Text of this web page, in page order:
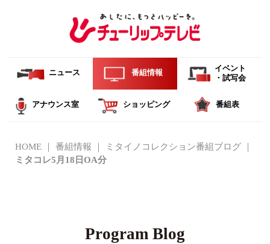
ニュース 番組情報
イベント
・試写会
アナウンス室 ショッピング 番組表
HOME 番組情報
ミタイノコレクション番組ブログ
ミタコレ5月18日OA分
Program Blog